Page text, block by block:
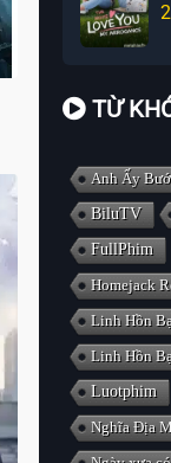
TỪ
Anh Ấy
BiluTV
FullPhim
Homejack
Linh Hồn
Linh Hồn
Luotphim
Nghĩa Địa